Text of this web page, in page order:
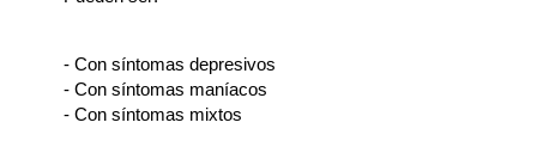
- Con síntomas depresivos
- Con síntomas maníacos
- Con síntomas mixtos